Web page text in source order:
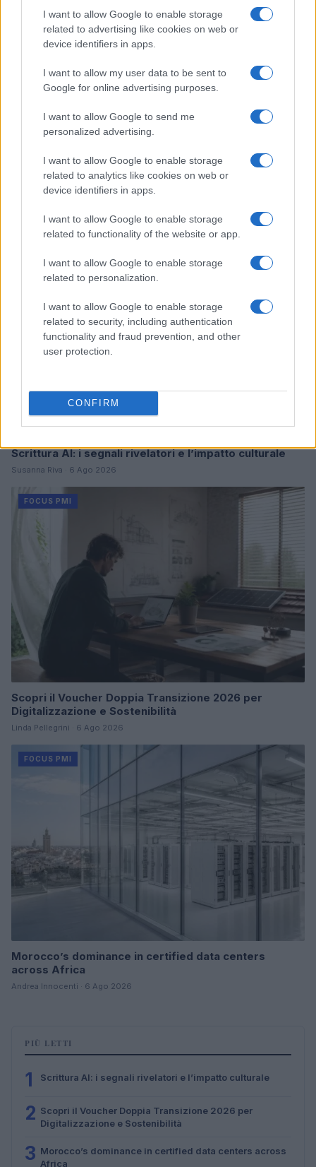
I want to allow Google to enable storage
related to advertising like cookies on web or
device identifiers in apps.
I want to allow my user data to be sent to
Google for online advertising purposes.
I want to allow Google to send me
personalized advertising.
I want to allow Google to enable storage
related to analytics like cookies on web or
device identifiers in apps.
I want to allow Google to enable storage
related to functionality of the website or app.
I want to allow Google to enable storage
related to personalization.
I want to allow Google to enable storage
related to security, including authentication
functionality and fraud prevention, and other
user protection.
CONFIRM
Continua a leggere
Scrittura AI: i segnali rivelatori e l’impatto culturale
Susanna Riva · 6 Ago 2026
FOCUS PMI
Scopri il Voucher Doppia Transizione 2026 per
Digitalizzazione e Sostenibilità
Linda Pellegrini · 6 Ago 2026
FOCUS PMI
Morocco’s dominance in certified data centers
across Africa
Andrea Innocenti · 6 Ago 2026
PIÙ LETTI
1 Scrittura AI: i segnali rivelatori e l’impatto culturale
2 Scopri il Voucher Doppia Transizione 2026 per
Digitalizzazione e Sostenibilità
3 Morocco’s dominance in certified data centers across
Africa